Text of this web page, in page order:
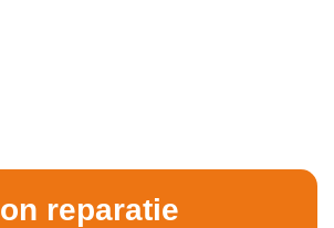
reparatie